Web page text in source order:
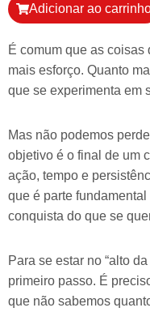
Adicionar ao
É comum que as
mais esforço. Quanto
que se experimenta em
Mas não podemos
objetivo é o final de um
ação, tempo e
que é parte
conquista do que se
Para se estar no “alto
primeiro passo. É
que não sabemos